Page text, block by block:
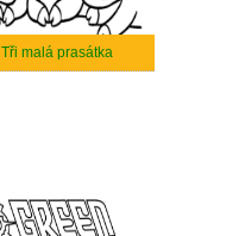
Tři malá prasátka